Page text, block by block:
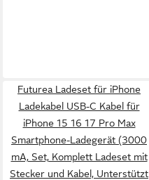
Futurea Ladeset für iPhone
Ladekabel USB-C Kabel für
iPhone 15 16 17 Pro Max
Smartphone-Ladegerät (3000
mA, Set, Komplett Ladeset mit
Stecker und Kabel, Unterstützt